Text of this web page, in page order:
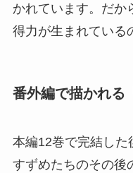
かれています。だか
得力が生まれている
番外編で描かれる
本編12巻で完結した
すずめたちのその後